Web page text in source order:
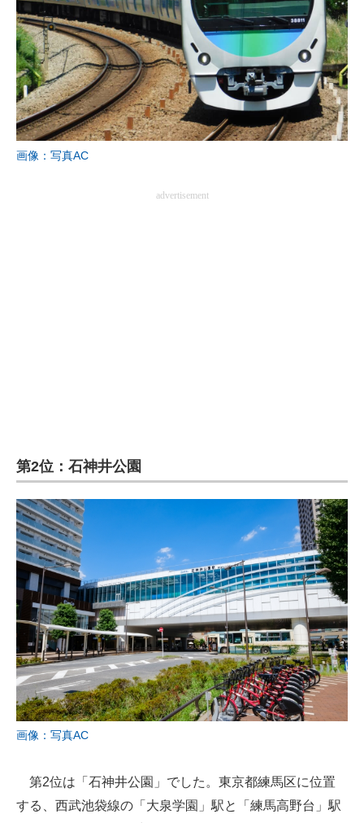
画像：写真AC
advertisement
第2位：石神井公園
画像：写真AC
第2位は「石神井公園」でした。東京都練馬区に位置
する、西武池袋線の「大泉学園」駅と「練馬高野台」駅